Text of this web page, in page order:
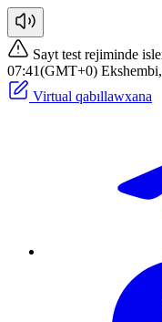
Sayt test rejiminde
07:41(GMT+0)
Virtual qabıllawxana